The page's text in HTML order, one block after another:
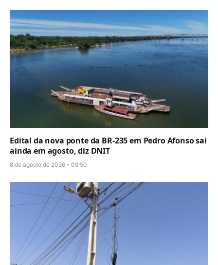
Edital da nova ponte da BR-235 em Pedro Afonso sai
ainda em agosto, diz DNIT
8 de agosto de 2026 - 09:50